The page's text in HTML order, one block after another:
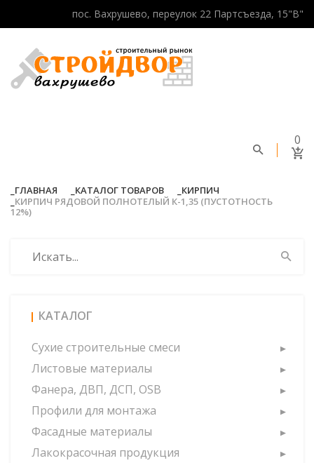
пос. Вахрушево, переулок 22 Партсъезда, 15"В"
0
ГЛАВНАЯ КАТАЛОГ ТОВАРОВ
КИРПИЧ
КИРПИЧ РЯДОВОЙ ПОЛНОТЕЛЫЙ К-1,35 (ПУСТОТНОСТЬ
12%)
КАТАЛОГ
Сухие строительные смеси
Листовые материалы
Фанера, ДВП, ДСП, OSB
Профили для монтажа
Фасадные материалы
Лакокрасочная продукция